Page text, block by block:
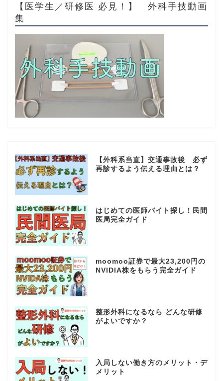
【医学生／研修医 必見！】 外科手技動画
集
【外科系当直】交通事故後 必ず
再診するよう伝える理由とは？
はじめての医師バイト探し！民間
医局完全ガイド
moomoo証券で最大23,200円の
NVIDIA株をもらう完全ガイド
整形外科になるなら どんな研修
がよいですか？
入局しない働き方のメリット・デ
メリット